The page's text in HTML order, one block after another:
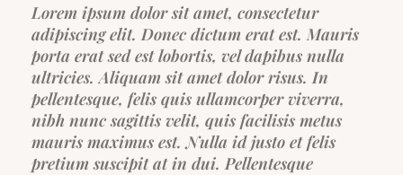
Lorem ipsum dolor sit amet, consectetur
adipiscing elit. Donec dictum erat est. Mauris
porta erat sed est lobortis, vel dapibus nulla
ultricies. Aliquam sit amet dolor risus. In
pellentesque, felis quis ullamcorper viverra,
nibh nunc sagittis velit, quis facilisis metus
mauris maximus est. Nulla id justo et felis
pretium suscipit at in dui. Pellentesque